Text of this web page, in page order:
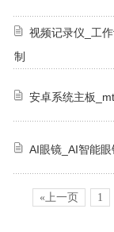
视频记录仪_工
制
安卓系统主板
AI眼镜_AI智能
«上一页 1